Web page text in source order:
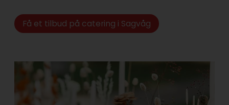
Få et tilbud på catering i Sagvåg